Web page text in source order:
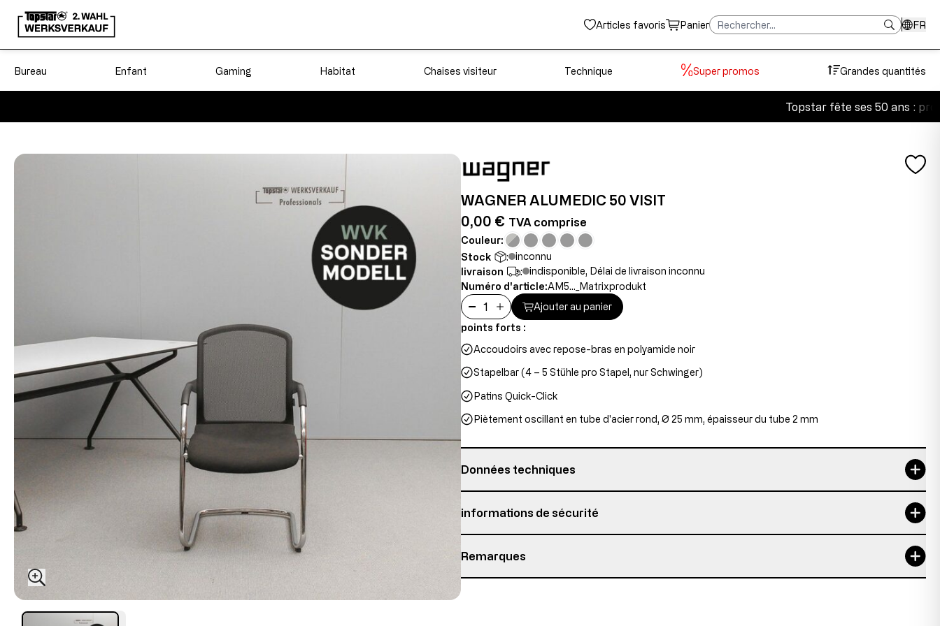
Articles favoris Panier FR
Bureau Enfant Gaming Habitat Chaises visiteur Technique Super promos Grandes quantités
Topstar fête ses 50 ans :
WAGNER ALUMEDIC 50 VISIT
0,00 € TVA comprise
Couleur:
Stock
:
inconnu
livraison
:
indisponible, Délai de livraison inconnu
Numéro d'article:AM5..._Matrixprodukt
Ajouter au panier
points forts :
Accoudoirs avec repose-bras en polyamide noir
Stapelbar (4 – 5 Stühle pro Stapel, nur Schwinger)
Patins Quick-Click
Piètement oscillant en tube d'acier rond, Ø 25 mm, épaisseur du tube 2 mm
Données techniques
Hauteur des accoudoirs
informations de sécurité
Personne responsable:
Augsburger Str. 29
Remarques
Détails sur l’état de l’article